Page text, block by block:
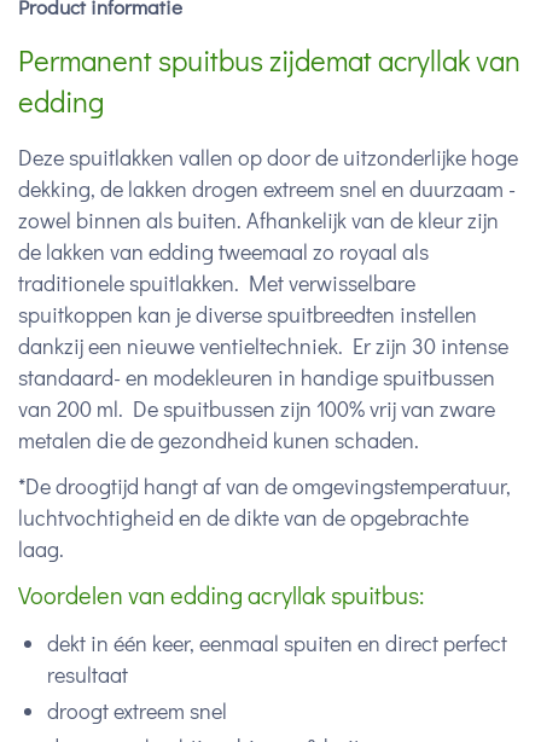
Product informatie
Permanent spuitbus zijdemat acryllak van
edding
Deze spuitlakken vallen op door de uitzonderlijke hoge
dekking, de lakken drogen extreem snel en duurzaam -
zowel binnen als buiten. Afhankelijk van de kleur zijn
de lakken van edding tweemaal zo royaal als
traditionele spuitlakken. Met verwisselbare
spuitkoppen kan je diverse spuitbreedten instellen
dankzij een nieuwe ventieltechniek. Er zijn 30 intense
standaard- en modekleuren in handige spuitbussen
van 200 ml. De spuitbussen zijn 100% vrij van zware
metalen die de gezondheid kunen schaden.
*De droogtijd hangt af van de omgevingstemperatuur,
luchtvochtigheid en de dikte van de opgebrachte
laag.
Voordelen van edding acryllak spuitbus:
dekt in één keer, eenmaal spuiten en direct perfect
resultaat
droogt extreem snel